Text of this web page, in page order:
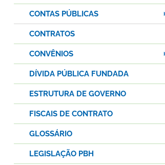
CONTAS PÚBLICAS
CONTRATOS
CONVÊNIOS
DÍVIDA PÚBLICA FUNDADA
ESTRUTURA DE GOVERNO
FISCAIS DE CONTRATO
GLOSSÁRIO
LEGISLAÇÃO PBH